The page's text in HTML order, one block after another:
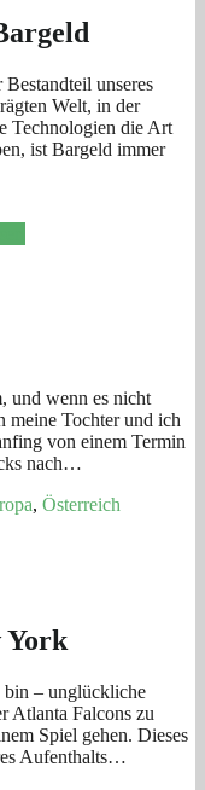
unseres
Welt, in der
Technologien die Art
ist Bargeld immer
und wenn es nicht
meine Tochter und ich
von einem Termin
nach…
, Österreich
York
bin – unglückliche
Atlanta Falcons zu
Spiel gehen. Dieses
Aufenthalts…